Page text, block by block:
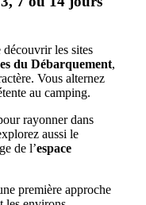
découvrir les sites
du Débarquement,
Vous alternez
au camping.
rayonner dans
aussi le
de l’espace
première approche